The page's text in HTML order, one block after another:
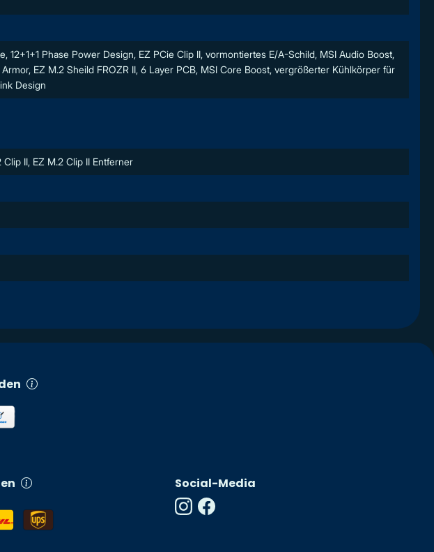
12+1+1 Phase Power Design, EZ PCie Clip II, vormontiertes E/A-Schild, MSI Audio Boost,
EZ M.2 Sheild FROZR II, 6 Layer PCB, MSI Core Boost, vergrößerter Kühlkörper für
Design
II, EZ M.2 Clip II Entferner
Social-Media